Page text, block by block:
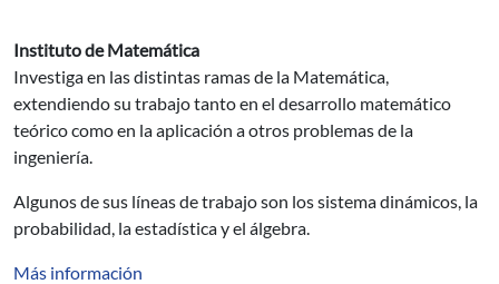
Instituto de Matemática
Investiga en las distintas ramas de la Matemática,
extendiendo su trabajo tanto en el desarrollo matemático
teórico como en la aplicación a otros problemas de la
ingeniería.
Algunos de sus líneas de trabajo son los sistema dinámicos, la
probabilidad, la estadística y el álgebra.
Más información